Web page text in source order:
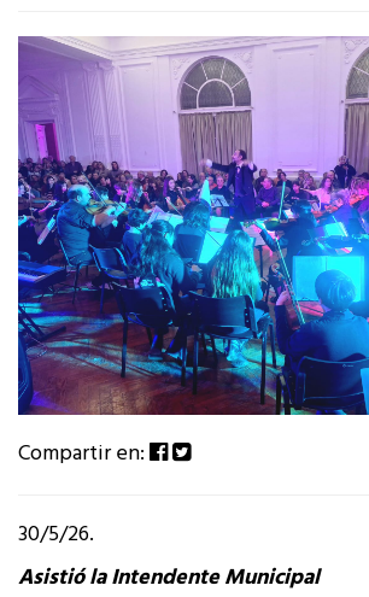
Compartir en:
30/5/26.
Asistió la Intendente Municipal